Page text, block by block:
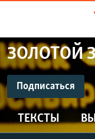
доступа
Вернуться
к
основному
содержанию
ПРОГРАММЫ
ПОДКАСТЫ
АВТОРСКИЕ
ЦИТАТЫ
ЗОЛОТОЙ
Подписаться
ТЕКСТЫ